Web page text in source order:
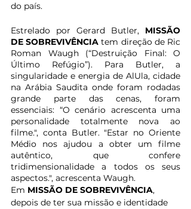
do país.
Estrelado por Gerard Butler, MISSÃO
DE SOBREVIVÊNCIA tem direção de Ric
Roman Waugh (“Destruição Final: O
Último Refúgio”). Para Butler, a
singularidade e energia de AlUla, cidade
na Arábia Saudita onde foram rodadas
grande parte das cenas, foram
essenciais: “O cenário acrescenta uma
personalidade totalmente nova ao
filme.", conta Butler. "Estar no Oriente
Médio nos ajudou a obter um filme
autêntico, que confere
tridimensionalidade a todos os seus
aspectos.", acrescenta Waugh.
Em MISSÃO DE SOBREVIVÊNCIA,
depois de ter sua missão e identidade